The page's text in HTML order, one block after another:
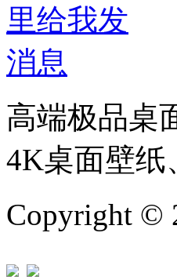
高端极品桌
4K桌面壁纸
Copyright ©